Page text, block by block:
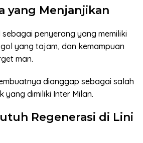
yang Menjanjikan
penyerang yang memiliki
yang tajam, dan kemampuan
man.
dianggap sebagai salah
yang dimiliki Inter Milan.
Regenerasi di Lini